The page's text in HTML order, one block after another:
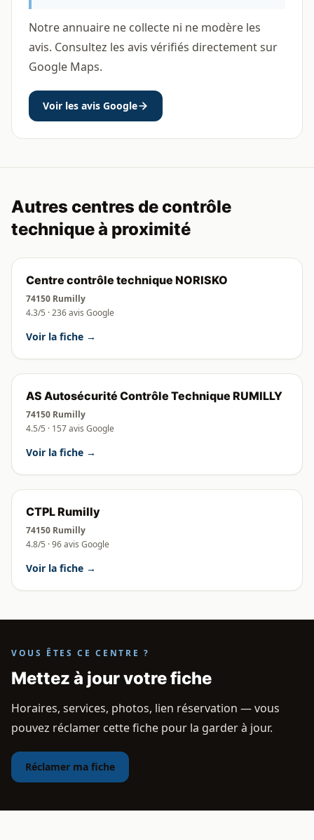
Notre annuaire ne collecte ni ne modère les
avis. Consultez les avis vérifiés directement sur
Google Maps.
Voir les avis Google
Autres centres de contrôle
technique à proximité
Centre contrôle technique NORISKO
74150 Rumilly
4.3/5 · 236 avis Google
Voir la fiche →
AS Autosécurité Contrôle Technique RUMILLY
74150 Rumilly
4.5/5 · 157 avis Google
Voir la fiche →
CTPL Rumilly
74150 Rumilly
4.8/5 · 96 avis Google
Voir la fiche →
VOUS ÊTES CE CENTRE ?
Mettez à jour votre fiche
Horaires, services, photos, lien réservation — vous
pouvez réclamer cette fiche pour la garder à jour.
Réclamer ma fiche